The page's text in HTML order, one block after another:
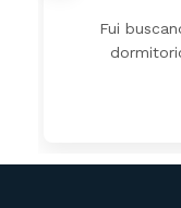
Fui